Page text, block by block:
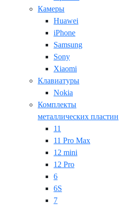
Камеры
Huawei
iPhone
Samsung
Sony
Xiaomi
Клавиатуры
Nokia
Комплекты
металлических пластин
11
11 Pro Max
12 mini
12 Pro
6
6S
7